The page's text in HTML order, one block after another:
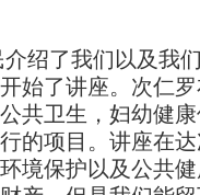
绍了我们以及我
始了讲座。次仁
共卫生，妇幼健
的项目。讲座在
境保护以及公共